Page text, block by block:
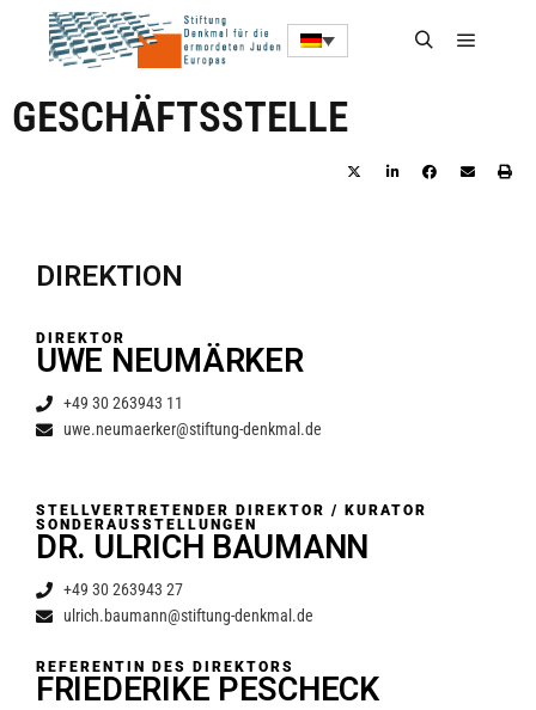
GESCHÄFTSSTELLE
DIREKTION
DIREKTOR
UWE NEUMÄRKER
+49 30 263943 11
uwe.neumaerker@stiftung-denkmal.de
STELLVERTRETENDER DIREKTOR / KURATOR
SONDERAUSSTELLUNGEN
DR. ULRICH BAUMANN
+49 30 263943 27
ulrich.baumann@stiftung-denkmal.de
REFERENTIN DES DIREKTORS
FRIEDERIKE PESCHECK